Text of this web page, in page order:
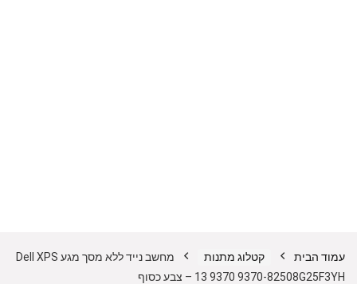
עמוד הבית קטלוג מתנות
מחשב נייד ללא מסך מגע Dell XPS
13 9370 9370-82508G25F3YH – צבע כסוף